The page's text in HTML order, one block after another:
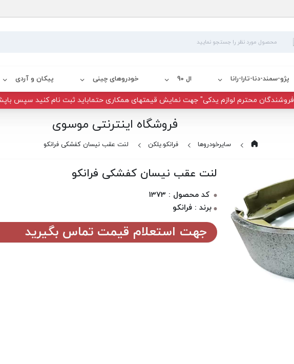
پژو-سمند-دنا-تارا-رانا ال 90 خودروهای چینی پیکان و آردی
فروشندگان محترم لوازم یدکی" جهت نمایش قیمتهای همکاری حتماباید ثبت نام کنید سپس
فروشگاه اینترنتی موسوی
سایرخودروها فرانکو.یلکن لنت عقب نیسان کفشکی فرانکو
لنت عقب نیسان کفشکی فرانکو
کد محصول : 1373
برند : فرانکو
جهت استعلام قیمت تماس بگیرید